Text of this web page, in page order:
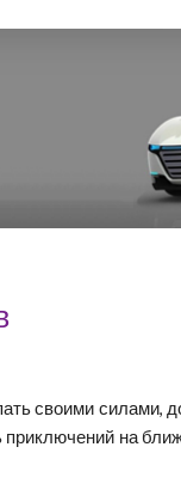
своими силами,
приключений на